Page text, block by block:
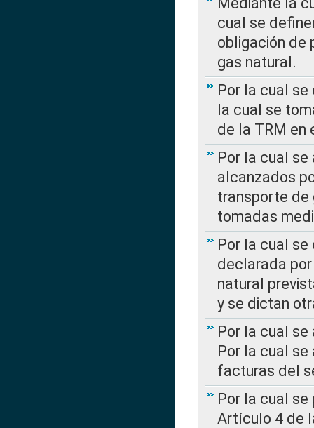
cual se
obligación de
gas natural.
Por la cual se
la cual se
de la TRM en
Por la cual
alcanzados
transporte de
tomadas
Por la cual
declarada
natural
y se dictan
Por la cual se
Por la cual
facturas del
Por la cual
Artículo 4 de